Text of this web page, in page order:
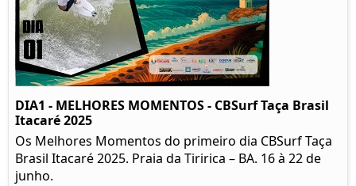
DIA1 - MELHORES MOMENTOS - CBSurf Taça Brasil
Itacaré 2025
Os Melhores Momentos do primeiro dia CBSurf Taça
Brasil Itacaré 2025. Praia da Tiririca – BA. 16 à 22 de
junho.